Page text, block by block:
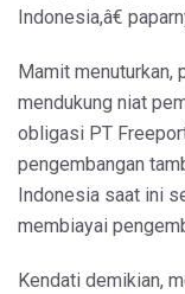
Indonesia,â€
Mamit menuturkan,
mendukung niat
obligasi PT
pengembangan
Indonesia saat ini
membiayai
Kendati demikian,